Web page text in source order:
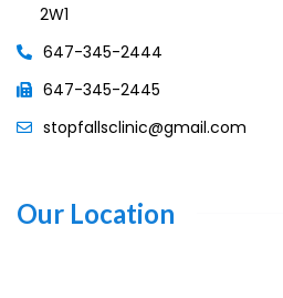
2W1
647-345-2444
647-345-2445
stopfallsclinic@gmail.com
Our Location